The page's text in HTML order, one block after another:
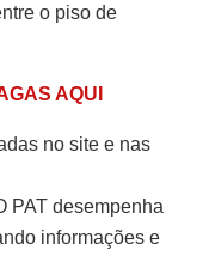
o piso de
AQUI
no site e nas
PAT desempenha
informações e